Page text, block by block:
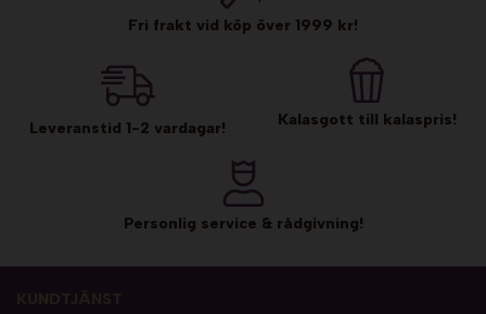
Fri frakt vid köp över 1999 kr!
Leveranstid 1-2 vardagar! Kalasgott till kalaspris!
Personlig service & rådgivning!